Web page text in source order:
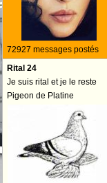
72927 messages postés
Rital 24
Je suis rital et je le reste
Pigeon de Platine